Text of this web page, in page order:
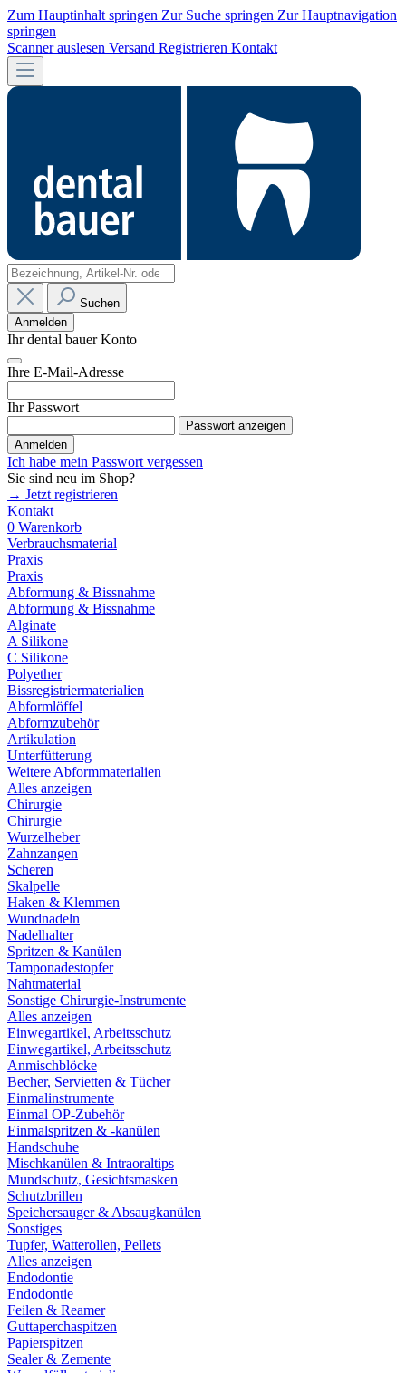
Zum Hauptinhalt springen Zur Suche springen Zur Hauptnavigation
springen
Scanner auslesen Versand Registrieren Kontakt
Suchen
Anmelden
Ihr dental bauer Konto
Ihre E-Mail-Adresse
Ihr Passwort
Passwort anzeigen
Anmelden
Ich habe mein Passwort vergessen
Sie sind neu im Shop?
→ Jetzt registrieren
Kontakt
0 Warenkorb
Verbrauchsmaterial
Praxis
Praxis
Abformung & Bissnahme
Abformung & Bissnahme
Alginate
A Silikone
C Silikone
Polyether
Bissregistriermaterialien
Abformlöffel
Abformzubehör
Artikulation
Unterfütterung
Weitere Abformmaterialien
Alles anzeigen
Chirurgie
Chirurgie
Wurzelheber
Zahnzangen
Scheren
Skalpelle
Haken & Klemmen
Wundnadeln
Nadelhalter
Spritzen & Kanülen
Tamponadestopfer
Nahtmaterial
Sonstige Chirurgie-Instrumente
Alles anzeigen
Einwegartikel, Arbeitsschutz
Einwegartikel, Arbeitsschutz
Anmischblöcke
Becher, Servietten & Tücher
Einmalinstrumente
Einmal OP-Zubehör
Einmalspritzen & -kanülen
Handschuhe
Mischkanülen & Intraoraltips
Mundschutz, Gesichtsmasken
Schutzbrillen
Speichersauger & Absaugkanülen
Sonstiges
Tupfer, Watterollen, Pellets
Alles anzeigen
Endodontie
Endodontie
Feilen & Reamer
Guttaperchaspitzen
Papierspitzen
Sealer & Zemente